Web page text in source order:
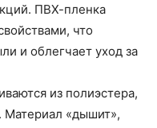
ПВХ-пленка
что
и облегчает уход за
из полиэстера,
Материал «дышит»,